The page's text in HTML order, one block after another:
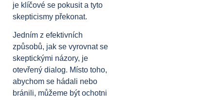
je klíčové se pokusit a tyto
skepticismy překonat.
Jedním z efektivních
způsobů, jak se vyrovnat se
skeptickými názory, je
otevřený dialog. Místo toho,
abychom se hádali nebo
bránili, můžeme být ochotni